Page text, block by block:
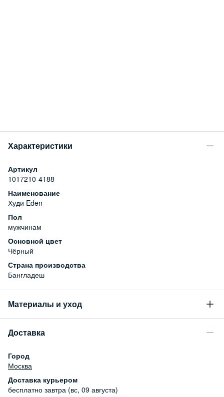
Характеристики
Артикул
1017210-4188
Наименование
Худи Eden
Пол
мужчинам
Основной цвет
Чёрный
Страна производства
Бангладеш
Материалы и уход
100% хлопок
Бережная стирка при температуре не более 30С, химчистка
запрещена, отбеливание запрещено, машинная сушка
запрещена
Доставка
Город
Москва
Доставка курьером
бесплатно завтра (вс, 09 августа)